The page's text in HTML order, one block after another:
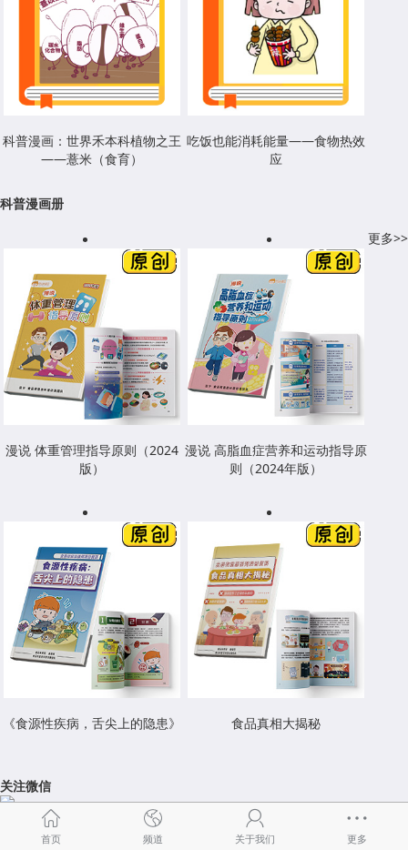
科普漫画：世界禾本科植物之王
——薏米（食育）
吃饭也能消耗能量——食物热效
应
科普漫画册
更多>>
漫说 体重管理指导原则（2024
版）
漫说 高脂血症营养和运动指导原
则（2024年版）
《食源性疾病，舌尖上的隐患》 食品真相大揭秘
关注微信
首页 频道 关于我们 更多